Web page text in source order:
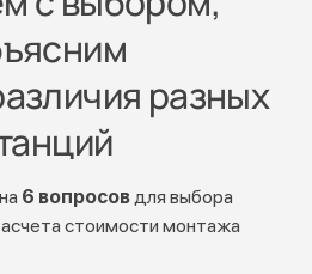
разных
6 вопросовдля выбора
стоимости монтажа